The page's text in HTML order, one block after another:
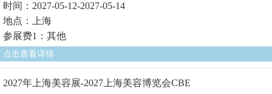
时间：2027-05-12-2027-05-14
地点：上海
参展费1：其他
点击查看详情
2027年上海美容展-2027上海美容博览会CBE